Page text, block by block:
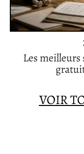
Les
VOIR